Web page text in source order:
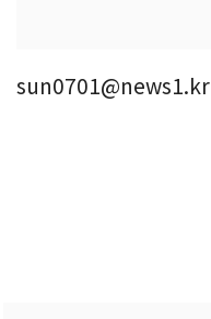
sun0701@news1.kr